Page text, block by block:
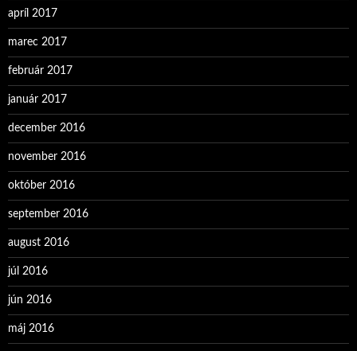
apríl 2017
marec 2017
február 2017
január 2017
december 2016
november 2016
október 2016
september 2016
august 2016
júl 2016
jún 2016
máj 2016